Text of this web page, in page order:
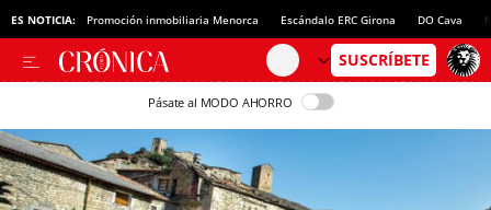
ES NOTICIA: Promoción inmobiliaria Menorca Escándalo ERC Girona DO Cava
Pásate al MODO AHORRO